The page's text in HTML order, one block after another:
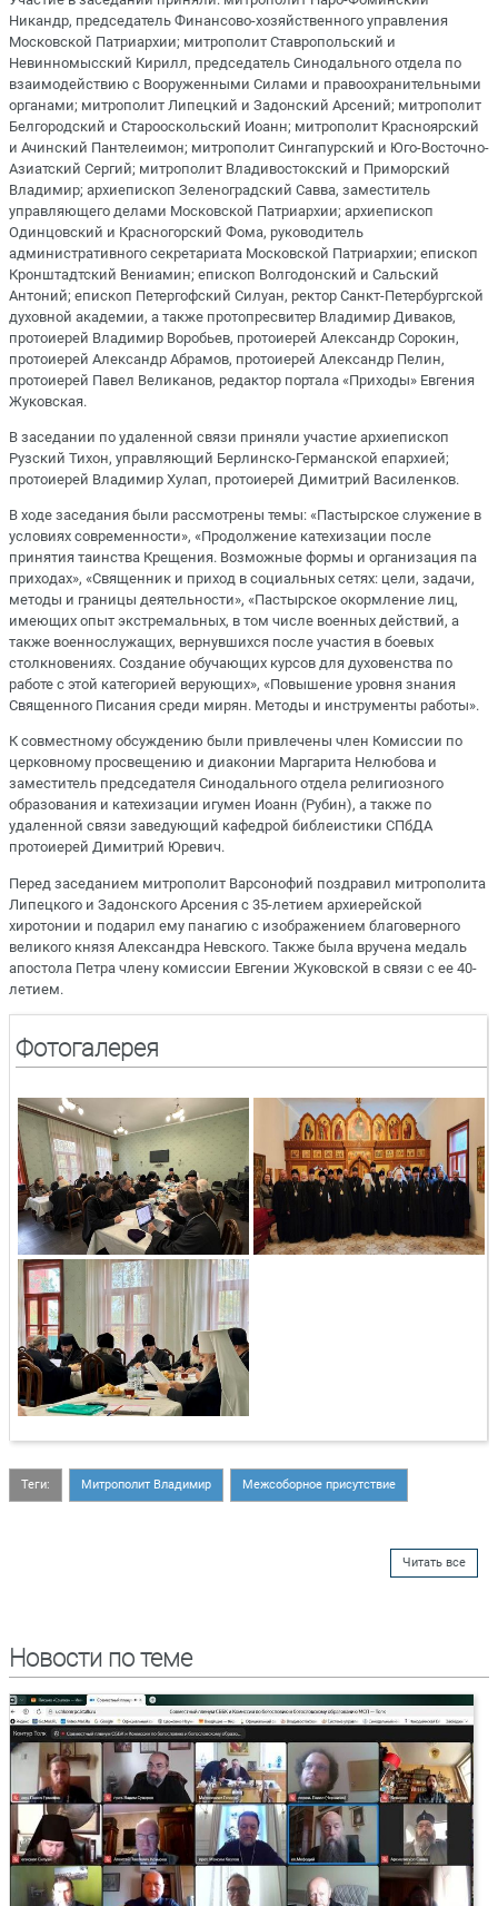
Никандр, председатель Финансово-хозяйственного управления
Московской Патриархии; митрополит Ставропольский и
Невинномысский Кирилл, председатель Синодального отдела по
взаимодействию с Вооруженными Силами и правоохранительными
органами; митрополит Липецкий и Задонский Арсений; митрополит
Белгородский и Старооскольский Иоанн; митрополит Красноярский
и Ачинский Пантелеимон; митрополит Сингапурский и Юго-Восточно-
Азиатский Сергий; митрополит Владивостокский и Приморский
Владимир; архиепископ Зеленоградский Савва, заместитель
управляющего делами Московской Патриархии; архиепископ
Одинцовский и Красногорский Фома, руководитель
административного секретариата Московской Патриархии; епископ
Кронштадтский Вениамин; епископ Волгодонский и Сальский
Антоний; епископ Петергофский Силуан, ректор Санкт-Петербургской
духовной академии, а также протопресвитер Владимир Диваков,
протоиерей Владимир Воробьев, протоиерей Александр Сорокин,
протоиерей Александр Абрамов, протоиерей Александр Пелин,
протоиерей Павел Великанов, редактор портала «Приходы» Евгения
Жуковская.
В заседании по удаленной связи приняли участие архиепископ
Рузский Тихон, управляющий Берлинско-Германской епархией;
протоиерей Владимир Хулап, протоиерей Димитрий Василенков.
В ходе заседания были рассмотрены темы: «Пастырское служение в
условиях современности», «Продолжение катехизации после
принятия таинства Крещения. Возможные формы и организация па
приходах», «Священник и приход в социальных сетях: цели, задачи,
методы и границы деятельности», «Пастырское окормление лиц,
имеющих опыт экстремальных, в том числе военных действий, а
также военнослужащих, вернувшихся после участия в боевых
столкновениях. Создание обучающих курсов для духовенства по
работе с этой категорией верующих», «Повышение уровня знания
Священного Писания среди мирян. Методы и инструменты работы».
К совместному обсуждению были привлечены член Комиссии по
церковному просвещению и диаконии Маргарита Нелюбова и
заместитель председателя Синодального отдела религиозного
образования и катехизации игумен Иоанн (Рубин), а также по
удаленной связи заведующий кафедрой библеистики СПбДА
протоиерей Димитрий Юревич.
Перед заседанием митрополит Варсонофий поздравил митрополита
Липецкого и Задонского Арсения с 35-летием архиерейской
хиротонии и подарил ему панагию с изображением благоверного
великого князя Александра Невского. Также была вручена медаль
апостола Петра члену комиссии Евгении Жуковской в связи с ее 40-
летием.
Фотогалерея
Теги: Митрополит Владимир Межсоборное присутствие
Читать все
Новости по теме